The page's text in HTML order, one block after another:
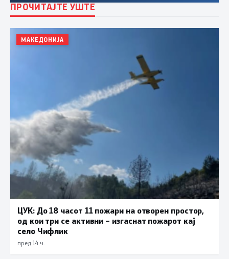
ПРОЧИТАЈТЕ УШТЕ
МАКЕДОНИЈА
ЦУК: До 18 часот 11 пожари на отворен простор,
од кои три се активни – изгаснат пожарот кај
село Чифлик
пред 14 ч.